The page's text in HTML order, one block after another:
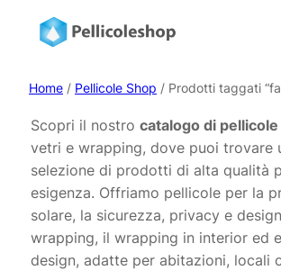
Home
About
Servizi
Shop
Progetti
Prodotti
Contatti
Home / Pellicole Shop / Prodotti taggati
Scopri il nostro catalogo di pellicole
vetri e wrapping, dove puoi trovare
selezione di prodotti di alta qualità
esigenza. Offriamo pellicole per la
solare, la sicurezza, privacy e
wrapping, il wrapping in interior ed
design, adatte per abitazioni, locali